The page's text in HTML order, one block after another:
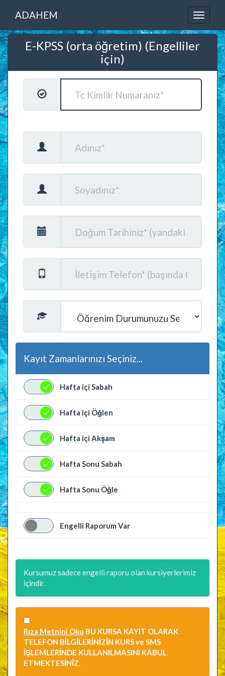
ADAHEM
E-KPSS (orta öğretim) (Engelliler
için)
Kayıt Zamanlarınızı Seçiniz...
Hafta içi Sabah
Hafta içi Öğlen
Hafta içi Akşam
Hafta Sonu Sabah
Hafta Sonu Öğle
Engelli Raporum Var
Kursumuz sadece engelli raporu olan kursiyerlerimiz
içindir.
Rıza Metnini Oku BU KURSA KAYIT OLARAK
TELEFON BİLGİLERİNİZİN KURS ve SMS
İŞLEMLERİNDE KULLANILMASINI KABUL
ETMEKTESİNİZ.